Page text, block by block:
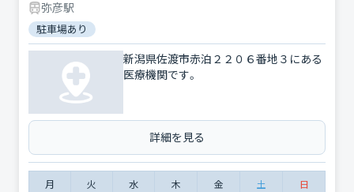
弥彦駅
駐車場あり
新潟県佐渡市赤泊２２０６番地３にある
医療機関です。
詳細を見る
月 火 水 木 金 土 日